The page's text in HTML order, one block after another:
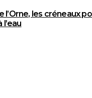
l’Orne, les créneaux